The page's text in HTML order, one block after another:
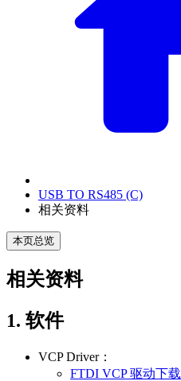
USB TO RS485 (C)
相关资料
本页总览
相关资料
1. 软件
VCP Driver：
FTDI VCP 驱动下载